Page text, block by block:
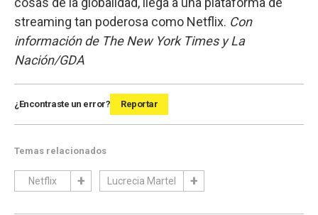
streaming tan poderosa como Netflix. Con
información de The New York Times y La
Nación/GDA
¿Encontraste un error? Reportar
Temas relacionados
Netflix Lucrecia Martel